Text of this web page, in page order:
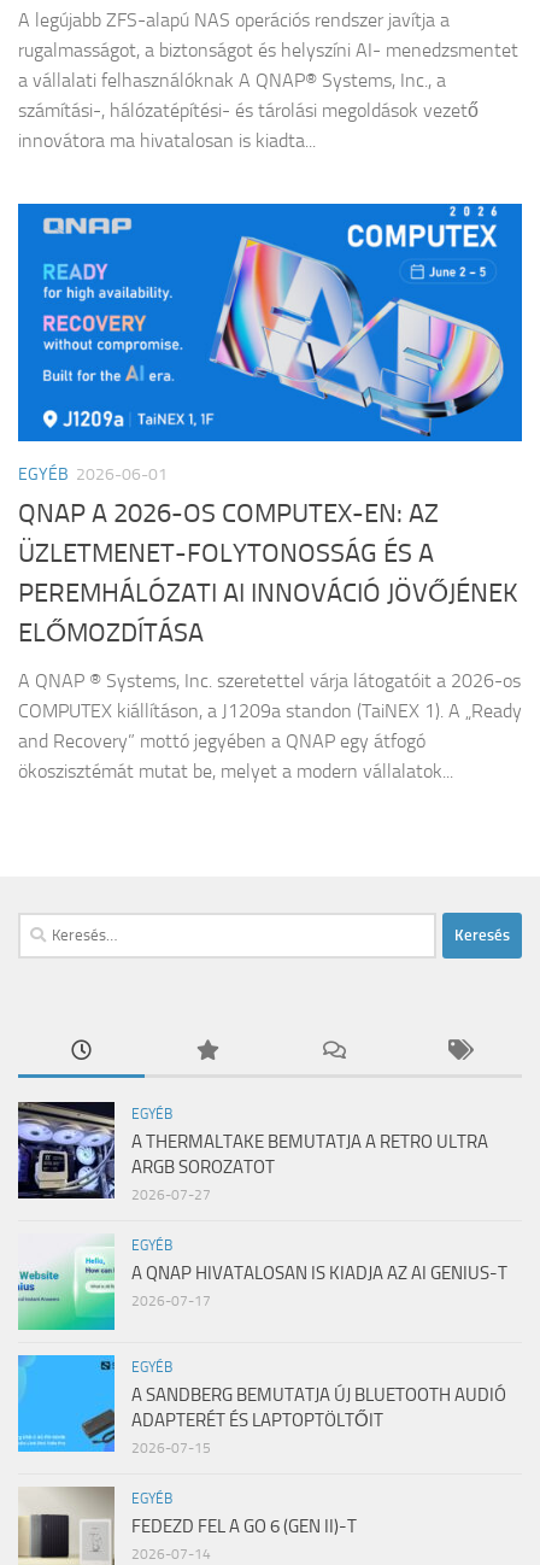
A legújabb ZFS-alapú NAS operációs rendszer javítja a
rugalmasságot, a biztonságot és helyszíni AI- menedzsmentet
a vállalati felhasználóknak A QNAP® Systems, Inc., a
számítási-, hálózatépítési- és tárolási megoldások vezető
innovátora ma hivatalosan is kiadta...
EGYÉB 2026-06-01
QNAP A 2026-OS COMPUTEX-EN: AZ
ÜZLETMENET-FOLYTONOSSÁG ÉS A
PEREMHÁLÓZATI AI INNOVÁCIÓ JÖVŐJÉNEK
ELŐMOZDÍTÁSA
A QNAP ® Systems, Inc. szeretettel várja látogatóit a 2026-os
COMPUTEX kiállításon, a J1209a standon (TaiNEX 1). A „Ready
and Recovery” mottó jegyében a QNAP egy átfogó
ökoszisztémát mutat be, melyet a modern vállalatok...
Keresés:
EGYÉB
A THERMALTAKE BEMUTATJA A RETRO ULTRA
ARGB SOROZATOT
2026-07-27
EGYÉB
A QNAP HIVATALOSAN IS KIADJA AZ AI GENIUS-T
2026-07-17
EGYÉB
A SANDBERG BEMUTATJA ÚJ BLUETOOTH AUDIÓ
ADAPTERÉT ÉS LAPTOPTÖLTŐIT
2026-07-15
EGYÉB
FEDEZD FEL A GO 6 (GEN II)-T
2026-07-14